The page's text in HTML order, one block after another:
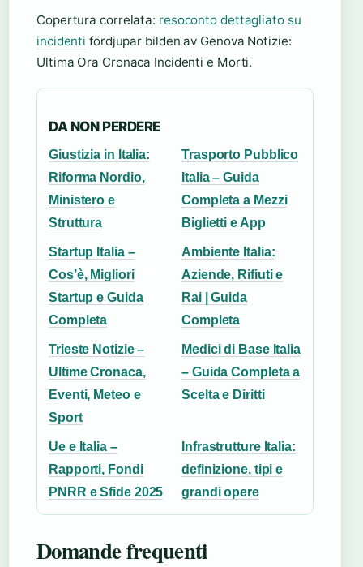
Copertura correlata: resoconto dettagliato su
incidenti fördjupar bilden av Genova Notizie:
Ultima Ora Cronaca Incidenti e Morti.
DA NON PERDERE
Giustizia in Italia:
Riforma Nordio,
Ministero e
Struttura
Trasporto Pubblico
Italia – Guida
Completa a Mezzi
Biglietti e App
Startup Italia –
Cos’è, Migliori
Startup e Guida
Completa
Ambiente Italia:
Aziende, Rifiuti e
Rai | Guida
Completa
Trieste Notizie –
Ultime Cronaca,
Eventi, Meteo e
Sport
Medici di Base Italia
– Guida Completa a
Scelta e Diritti
Ue e Italia –
Rapporti, Fondi
PNRR e Sfide 2025
Infrastrutture Italia:
definizione, tipi e
grandi opere
Domande frequenti